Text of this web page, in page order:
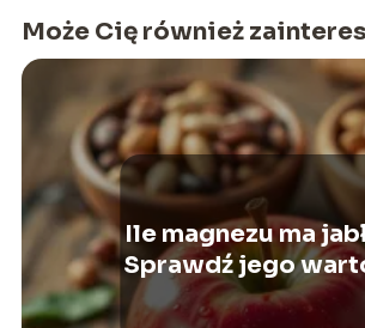
Może Cię również
Ile magnezu ma
Sprawdź jego
odżywcze!